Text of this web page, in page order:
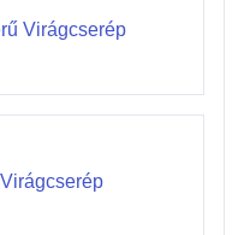
Virágcserép